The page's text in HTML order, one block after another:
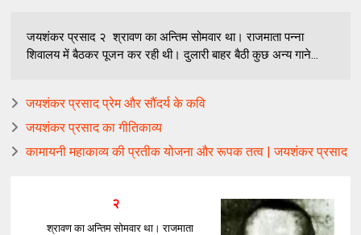
जयशंकर प्रसाद २ श्रावण का अन्तिम सोमवार था। राजमाता पन्ना
शिवालय में बैठकर पूजन कर रही थी। दुलारी बाहर बैठी कुछ अन्य गाने...
जयशंकर प्रसाद प्रेम और सौंदर्य के कवि
जयशंकर प्रसाद का गीतिकाव्य
कामायनी महाकाव्य की प्रतीक योजना और रूपक तत्व | जयशंकर प्रसाद
२
श्रावण का अन्तिम सोमवार था। राजमाता